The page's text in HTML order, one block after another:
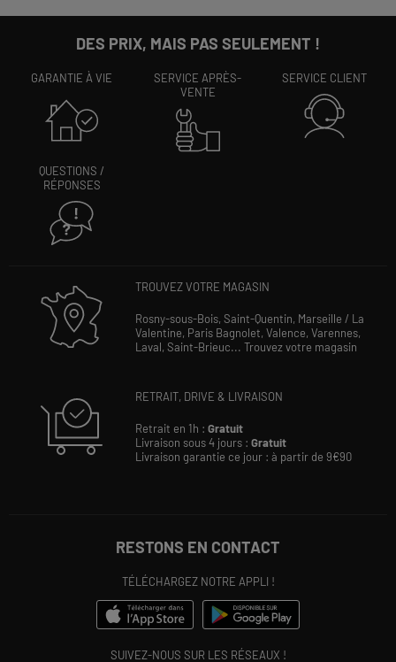
DES PRIX, MAIS PAS SEULEMENT !
GARANTIE À VIE
SERVICE APRÈS-
VENTE
SERVICE CLIENT
QUESTIONS /
RÉPONSES
TROUVEZ VOTRE MAGASIN
Rosny-sous-Bois, Saint-Quentin, Marseille / La
Valentine, Paris Bagnolet, Valence, Varennes,
Laval, Saint-Brieuc... Trouvez votre magasin
RETRAIT, DRIVE & LIVRAISON
Retrait en 1h : Gratuit
Livraison sous 4 jours : Gratuit
Livraison garantie ce jour : à partir de 9€90
RESTONS EN CONTACT
TÉLÉCHARGEZ NOTRE APPLI !
SUIVEZ-NOUS SUR LES RÉSEAUX !